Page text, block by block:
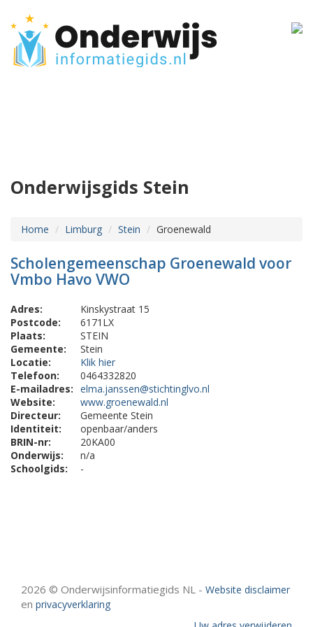
Onderwijsgids Stein
Home Limburg Stein Groenewald
Scholengemeenschap Groenewald voor
Vmbo Havo VWO
Adres:
Kinskystraat 15
Postcode:
6171LX
Plaats:
STEIN
Gemeente:
Stein
Locatie:
Klik hier
Telefoon:
0464332820
E-mailadres: elma.janssen@stichtinglvo.nl
Website:
www.groenewald.nl
Directeur:
Gemeente Stein
Identiteit:
openbaar/anders
BRIN-nr:
20KA00
Onderwijs:
n/a
Schoolgids:
-
2026 © Onderwijsinformatiegids NL - Website disclaimer
en privacyverklaring